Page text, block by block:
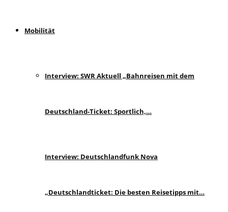
Mobilität
Interview: SWR Aktuell „Bahnreisen mit dem
Deutschland-Ticket: Sportlich,…
Interview: Deutschlandfunk Nova
„Deutschlandticket: Die besten Reisetipps mit…